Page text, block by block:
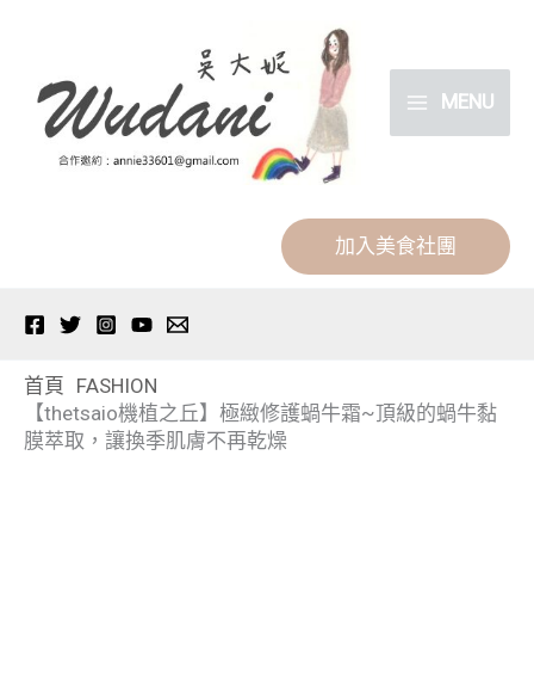
MENU
加入美食社團
首頁 FASHION
【thetsaio機植之丘】極緻修護蝸牛霜~頂級的蝸牛黏
膜萃取，讓換季肌膚不再乾燥